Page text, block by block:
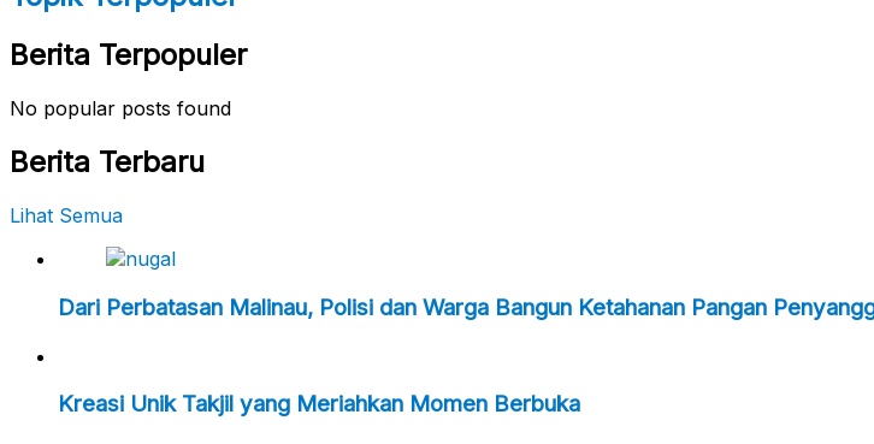
Berita Terpopuler
No popular posts found
Berita Terbaru
Lihat Semua
Dari Perbatasan Malinau, Polisi dan Warga Bangun Ketahanan Pangan
Kreasi Unik Takjil yang Meriahkan Momen Berbuka